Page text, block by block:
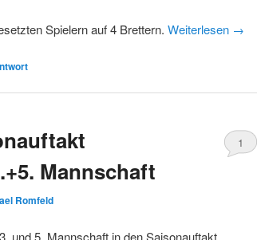
Spielern auf 4 Brettern. Weiterlesen →
Mannschaft
Romfeld
1
und 5. Mannschaft in den Saisonauftakt.